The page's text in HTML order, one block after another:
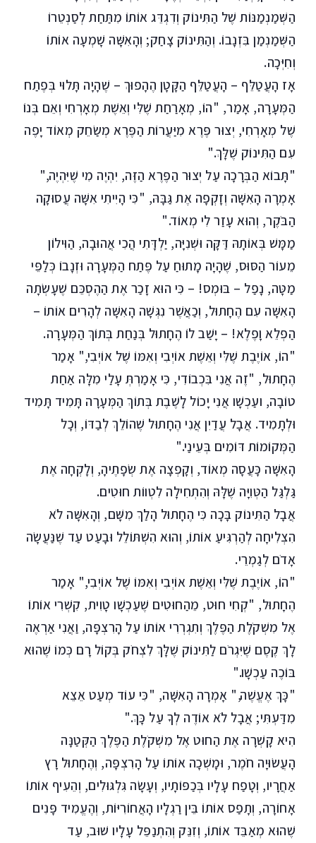
הַשְּׁמַנְמַנּוֹת שֶׁל הַתִּינוֹק וְדִגְדֵּג אוֹתוֹ מִתַּחַת לְסַנְטֵרוֹ
הַשְּׁמַנְמַן בִּזְנָבוֹ. וְהַתִּינוֹק צָחַק; וְהָאִשָּׁה שָׁמְעָה אוֹתוֹ
וְחִיְּכָה.
אָז הָעֲטַלֵּף – הָעֲטַלֵּף הַקָּטָן הֶהָפוּךְ – שֶׁהָיָה תָּלוּי בְּפֶתַח
הַמְּעָרָה, אָמַר, "הוֹ, מְאָרַחַת שֶׁלִּי וְאֵשֶׁת מְאָרְחִי וְאֵם בְּנוֹ
שֶׁל מְאָרְחִי, יְצוּר פֶּרֶא מִיַּעֲרוֹת הַפֶּרֶא מְשַׂחֵק מְאוֹד יָפֶה
עִם הַתִּינוֹק שֶׁלָּךְ."
"תָּבוֹא הַבְּרָכָה עַל יְצוּר הַפֶּרֶא הַזֶּה, יִהְיֶה מִי שֶׁיִּהְיֶה,"
אָמְרָה הָאִשָּׁה וְזָקְפָה אֶת גַּבָּהּ, "כִּי הָיִיתִי אִשָּׁה עֲסוּקָה
הַבֹּקֶר, וְהוּא עָזַר לִי מְאוֹד."
מַמָּשׁ בְּאוֹתָהּ דַּקָּה וּשְׁנִיָּה, יַלְדָּתִי הֲכִי אֲהוּבָה, הַוִּילוֹן
מֵעוֹר הַסּוּס, שֶׁהָיָה מָתוּחַ עַל פֶּתַח הַמְּעָרָה וּזְנָבוֹ כְּלַפֵּי
מַטָּה, נָפַל – בּוּמְס! – כִּי הוּא זָכַר אֶת הַהֶסְכֵּם שֶׁעָשְׂתָה
הָאִשָּׁה עִם הֶחָתוּל, וְכַאֲשֶׁר נִגְּשָׁה הָאִשָּׁה לְהָרִים אוֹתוֹ –
הַפְלֵא וָפֶלֶא! – יָשַׁב לוֹ הֶחָתוּל בְּנַחַת בְּתוֹךְ הַמְּעָרָה.
"הוֹ, אוֹיֶבֶת שֶׁלִּי וְאֵשֶׁת אוֹיְבִי וְאִמּוֹ שֶׁל אוֹיְבִי," אָמַר
הֶחָתוּל, "זֶה אֲנִי בִּכְבוֹדִי, כִּי אָמַרְתְּ עָלַי מִלָּה אַחַת
טוֹבָה, ועַכְשָׁו אֲנִי יָכוֹל לָשֶׁבֶת בְּתוֹךְ הַמְּעָרָה תָּמִיד תָּמִיד
וּלְתָמִיד. אֲבָל עֲדַיִן אֲנִי הֶחָתוּל שֶׁהוֹלֵךְ לְבַדּוֹ, וְכָל
הַמְּקוֹמוֹת דּוֹמִים בְּעֵינַי."
הָאִשָּׁה כָּעֲסָה מְאוֹד, וְקָפְצָה אֶת שְׂפָתֶיהָ, וְלָקְחָה אֶת
גַּלְגַּל הַטְּוִיָּה שֶׁלָּהּ וְהִתְחִילָה לִטְווֹת חוּטִים.
אֲבָל הַתִּינוֹק בָּכָה כִּי הֶחָתוּל הָלַךְ מִשָּׁם, וְהָאִשָּׁה לֹא
הִצְלִיחָה לְהַרְגִּיעַ אוֹתוֹ, וְהוּא הִשְׁתּוֹלֵל וּבָעַט עַד שֶׁנַּעֲשָׂה
אָדֹם לְגַמְרֵי.
"הוֹ, אוֹיֶבֶת שֶׁלִּי וְאֵשֶׁת אוֹיְבִי וְאִמּוֹ שֶׁל אוֹיְבִי," אָמַר
הֶחָתוּל, "קְחִי חוּט, מֵהַחוּטִים שֶׁעַכְשָׁו טָוִית, קִשְׁרִי אוֹתוֹ
אֶל מִשְׁקֹלֶת הַפֶּלֶךְ וְתִגְרְרִי אוֹתוֹ עַל הָרִצְפָּה, וַאֲנִי אַרְאֶה
לָךְ קֶסֶם שֶׁיִּגְרֹם לַתִּינוֹק שֶׁלָּךְ לִצְחֹק בְּקוֹל רָם כְּמוֹ שֶׁהוּא
בּוֹכֶה עַכְשָׁו."
"כָּךְ אֶעֱשֶׁה," אָמְרָה הָאִשָּׁה, "כִּי עוֹד מְעַט אֵצֵא
מִדַּעְתִּי; אֲבָל לֹא אוֹדֶה לְךָ עַל כָּךְ."
הִיא קָשְׁרָה אֶת הַחוּט אֶל מִשְׁקֹלֶת הַפֶּלֶךְ הַקְּטַנָּה
הָעֲשׂוּיָה חֹמֶר, וּמָשְׁכָה אוֹתוֹ עַל הָרִצְפָּה, וְהֶחָתוּל רָץ
אַחֲרָיו, וְטָפַח עָלָיו בְּכַפּוֹתָיו, וְעָשָׂה גִּלְגּוּלִים, וְהֵעִיף אוֹתוֹ
אָחוֹרָה, וְתָפַס אוֹתוֹ בֵּין רַגְלָיו הָאֲחוֹרִיּוֹת, וְהֶעֱמִיד פָּנִים
שֶׁהוּא מְאַבֵּד אוֹתוֹ, וְזִנֵּק וְהִתְנַפֵּל עָלָיו שׁוּב, עַד